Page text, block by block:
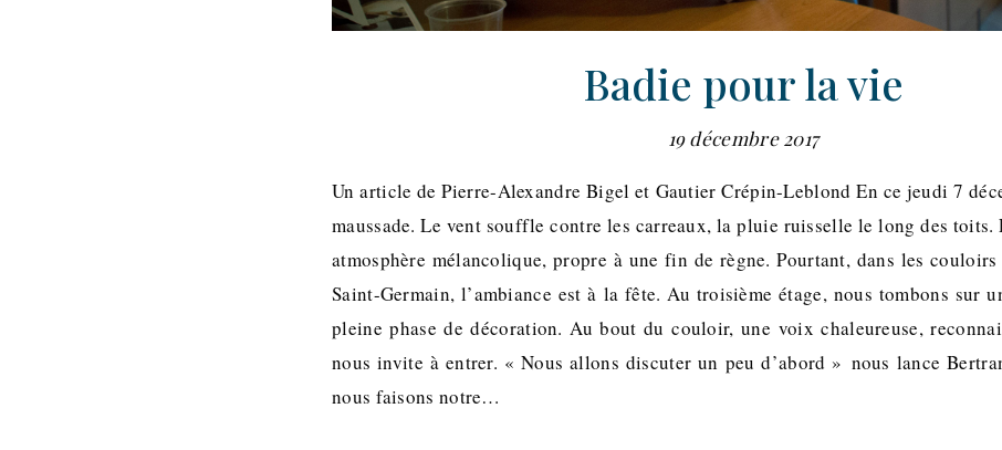
Badie pour la vie
19 décembre 2017
Un article de Pierre-Alexandre Bigel et Gautier Crépin-Leblond En ce jeudi 7
maussade. Le vent souffle contre les carreaux, la pluie ruisselle le long des toits.
atmosphère mélancolique, propre à une fin de règne. Pourtant, dans les
Saint-Germain, l’ambiance est à la fête. Au troisième étage, nous tombons sur
pleine phase de décoration. Au bout du couloir, une voix chaleureuse,
nous invite à entrer. « Nous allons discuter un peu d’abord » nous lance
nous faisons notre…